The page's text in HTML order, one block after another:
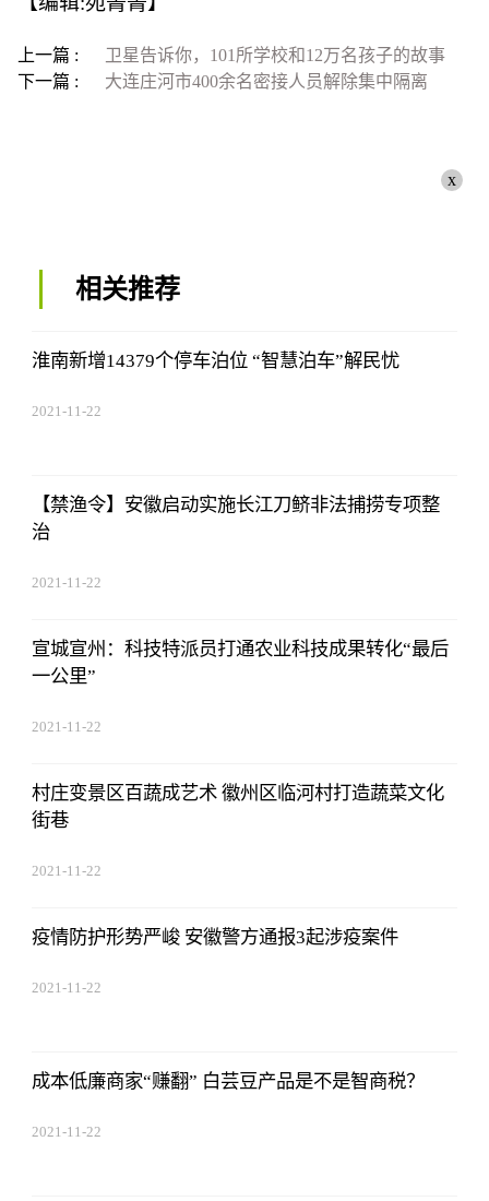
上一篇 :
卫星告诉你，101所学校和12万名孩子的故事
下一篇 :
大连庄河市400余名密接人员解除集中隔离
x
相关推荐
淮南新增14379个停车泊位 “智慧泊车”解民忧
2021-11-22
【禁渔令】安徽启动实施长江刀鲚非法捕捞专项整
治
2021-11-22
宣城宣州：科技特派员打通农业科技成果转化“最后
一公里”
2021-11-22
村庄变景区百蔬成艺术 徽州区临河村打造蔬菜文化
街巷
2021-11-22
疫情防护形势严峻 安徽警方通报3起涉疫案件
2021-11-22
成本低廉商家“赚翻” 白芸豆产品是不是智商税？
2021-11-22